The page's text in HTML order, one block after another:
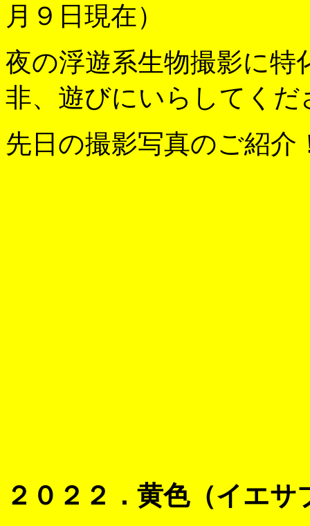
月９日現在）
夜の浮遊系生物撮影に特
非、遊びにいらしてくだ
先日の撮影写真のご紹介
２０２２．黄色（イエ